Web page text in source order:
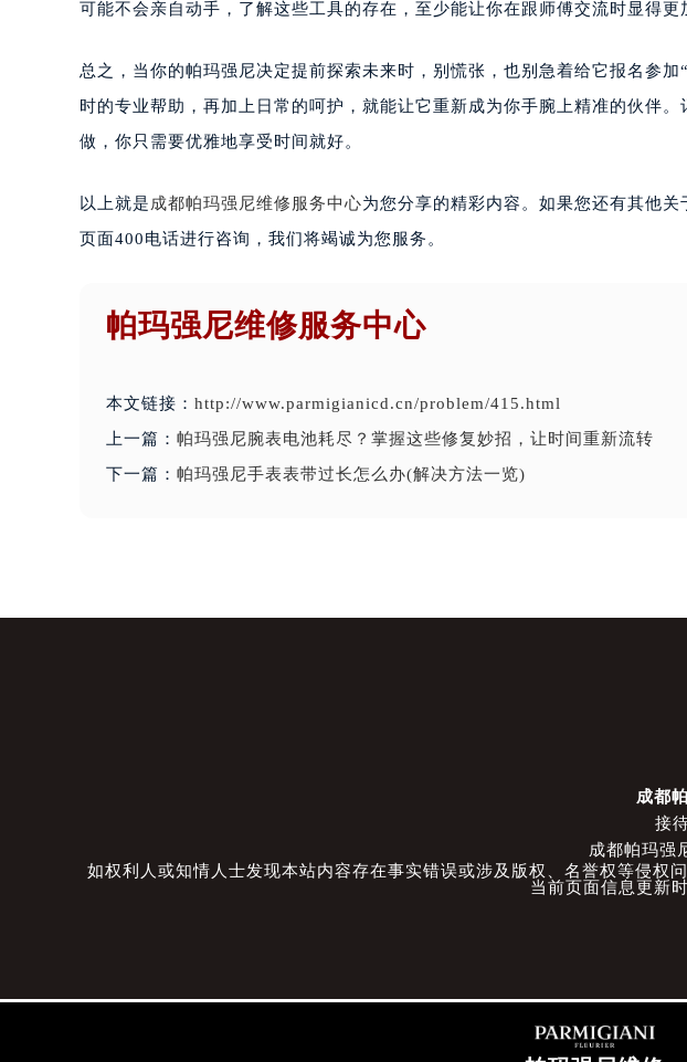
可能不会亲自动手，了解这些工具的存在，至少能让你在跟师傅交流时显得更
总之，当你的帕玛强尼决定提前探索未来时，别慌张，也别急着给它报名参
时的专业帮助，再加上日常的呵护，就能让它重新成为你手腕上精准的伙伴
做，你只需要优雅地享受时间就好。
以上就是 成都帕玛强尼维修服务中心为您分享的精彩内容。如果您还有其他
页面400电话进行咨询，我们将竭诚为您服务。
帕玛强尼维修服务中心
本文链接： http://www.parmigianicd.cn/problem/415.html
上一篇： 帕玛强尼腕表电池耗尽？掌握这些修复妙招，让时间重新流转
下一篇： 帕玛强尼手表表带过长怎么办(解决方法一览)
成都
接
成都帕玛强
如权利人或知情人士发现本站内容存在事实错误或涉及版权、名誉权等侵权
当前页面信息更新